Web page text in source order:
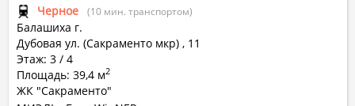
Черное (10 мин. транспортом)
Балашиха г.
Дубовая ул. (Сакраменто мкр) , 11
Этаж: 3 / 4
Площадь: 39,4 м2
ЖК "Сакраменто"